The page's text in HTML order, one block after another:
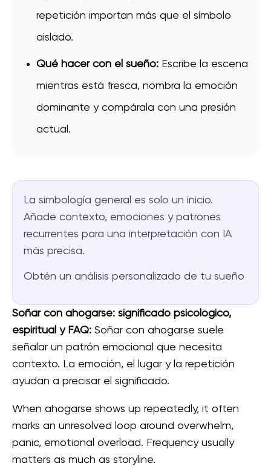
repetición importan más que el símbolo
aislado.
Qué hacer con el sueño: Escribe la escena
mientras está fresca, nombra la emoción
dominante y compárala con una presión
actual.
La simbología general es solo un inicio.
Añade contexto, emociones y patrones
recurrentes para una interpretación con IA
más precisa.
Obtén un análisis personalizado de tu sueño
Soñar con ahogarse: significado psicológico,
espiritual y FAQ: Soñar con ahogarse suele
señalar un patrón emocional que necesita
contexto. La emoción, el lugar y la repetición
ayudan a precisar el significado.
When ahogarse shows up repeatedly, it often
marks an unresolved loop around overwhelm,
panic, emotional overload. Frequency usually
matters as much as storyline.